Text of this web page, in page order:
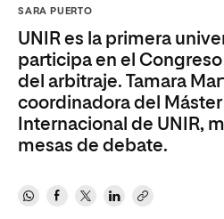
SARA PUERTO
UNIR es la primera
participa en el
del arbitraje. Tamara
coordinadora del
Internacional de UNIR,
mesas de debate.